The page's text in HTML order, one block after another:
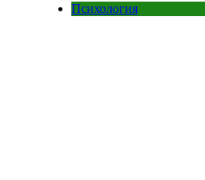
Психология